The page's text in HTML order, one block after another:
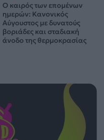
Ο καιρός των επομένων
ημερών: Κανονικός
Αύγουστος με δυνατούς
βοριάδες και σταδιακή
άνοδο της θερμοκρασίας